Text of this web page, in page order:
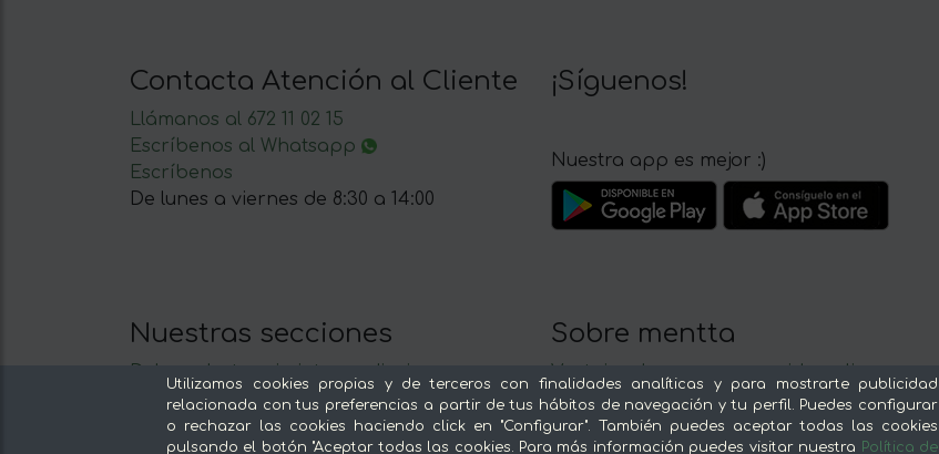
Contacta Atención al Cliente
Llámanos al 672 11 02 15
Escríbenos al Whatsapp
Escríbenos
De lunes a viernes de 8:30 a 14:00
¡Síguenos!
Nuestra app es mejor :)
Nuestras secciones
Del productor, sin intermediarios
Tiendas Especializadas y Productos
Gourmet
Sobre mentta
Ventajas de comprar comida online en
mentta
Conoce mentta
Utilizamos cookies propias y de terceros con finalidades analíticas y para mostrarte publicidad
relacionada con tus preferencias a partir de tus hábitos de navegación y tu perfil. Puedes configurar
o rechazar las cookies haciendo click en "Configurar". También puedes aceptar todas las cookies
pulsando el botón "Aceptar todas las cookies. Para más información puedes visitar nuestra Política de